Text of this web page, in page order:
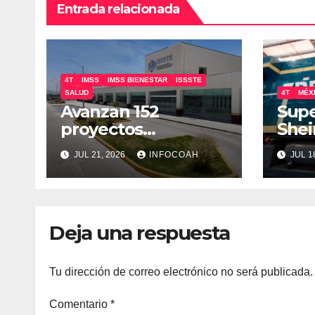
Entrada relacionada
4T IMSS IMSS BIENESTAR
ISSSTE
SALUD
Avanzan 152
proyectos
hospitalarios en
México
JUL 21, 2026 INFOCOAH
4T
JUL
Deja una respuesta
Tu dirección de correo electrónico no será publicada.
Comentario *